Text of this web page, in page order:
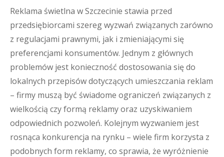
Reklama świetlna w Szczecinie stawia przed
przedsiębiorcami szereg wyzwań związanych zarówno
z regulacjami prawnymi, jak i zmieniającymi się
preferencjami konsumentów. Jednym z głównych
problemów jest konieczność dostosowania się do
lokalnych przepisów dotyczących umieszczania reklam
– firmy muszą być świadome ograniczeń związanych z
wielkością czy formą reklamy oraz uzyskiwaniem
odpowiednich pozwoleń. Kolejnym wyzwaniem jest
rosnąca konkurencja na rynku – wiele firm korzysta z
podobnych form reklamy, co sprawia, że wyróżnienie